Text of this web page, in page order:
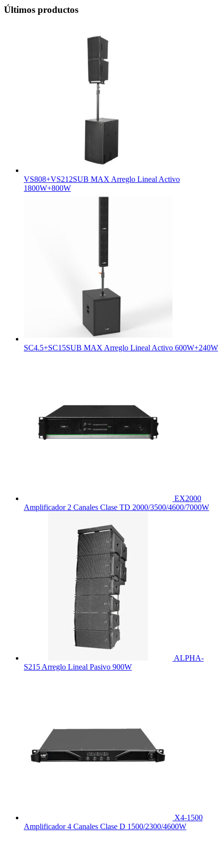
Últimos productos
VS808+VS212SUB MAX Arreglo Lineal Activo
1800W+800W
SC4.5+SC15SUB MAX Arreglo Lineal Activo 600W+240W
EX2000
Amplificador 2 Canales Clase TD 2000/3500/4600/7000W
ALPHA-
S215 Arreglo Lineal Pasivo 900W
X4-1500
Amplificador 4 Canales Clase D 1500/2300/4600W